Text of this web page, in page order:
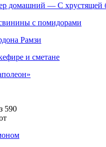
домашний — С хрустящей
с помидорами
Рамзи
и сметане
590